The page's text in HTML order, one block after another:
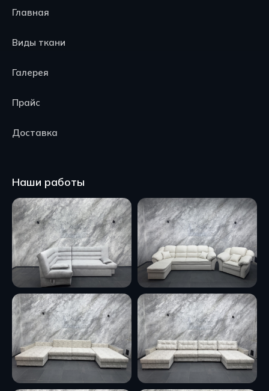
Главная
Виды ткани
Галерея
Прайс
Доставка
Наши работы